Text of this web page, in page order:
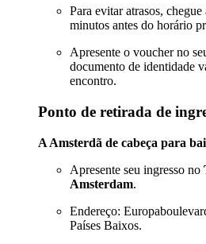
Para evitar atrasos,
minutos antes do horário
Apresente o voucher no
documento de identidade
encontro.
Ponto de retirada de
A Amsterdã de cabeça para
Apresente seu ingresso no
Amsterdam.
Endereço:
Países Baixos.